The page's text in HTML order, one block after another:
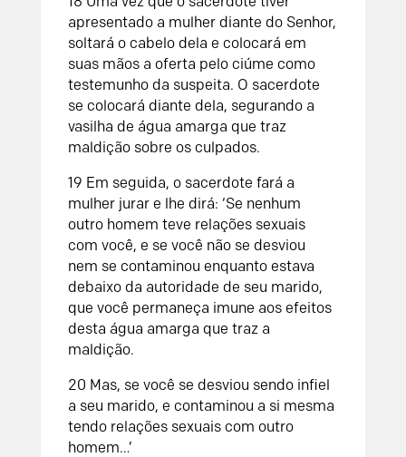
apresentado a mulher diante do Senhor,
soltará o cabelo dela e colocará em
suas mãos a oferta pelo ciúme como
testemunho da suspeita. O sacerdote
se colocará diante dela, segurando a
vasilha de água amarga que traz
maldição sobre os culpados.
19 Em seguida, o sacerdote fará a
mulher jurar e lhe dirá: ‘Se nenhum
outro homem teve relações sexuais
com você, e se você não se desviou
nem se contaminou enquanto estava
debaixo da autoridade de seu marido,
que você permaneça imune aos efeitos
desta água amarga que traz a
maldição.
20 Mas, se você se desviou sendo infiel
a seu marido, e contaminou a si mesma
tendo relações sexuais com outro
homem…’